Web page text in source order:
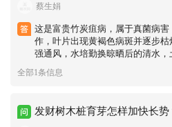
蔡生娟
这是富贵竹炭疽病，属于真菌病
作，叶片出现黄褐色病斑并逐步
强通风，水培勤换晾晒后的清水
或苯甲吡唑酯整株喷洒叶片正反
次，发病期间暂停施肥，避免病害
全部1条信息
发财树木桩育芽怎样加快长势